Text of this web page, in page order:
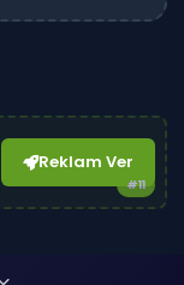
#11
Reklam Ver